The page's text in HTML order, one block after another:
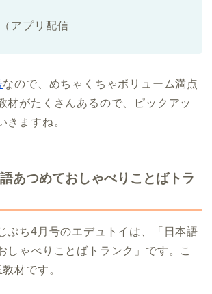
アプリ配信
なので、めちゃくちゃボリューム満点
材がたくさんあるので、ピックアッ
きますね。
あつめておしゃべりことばトラ
ぷち4月号のエデュトイは、「日本語
しゃべりことばトランク」です。こ
材です。